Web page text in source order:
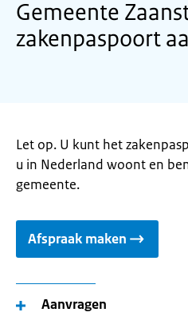
Gemeente
zakenpaspoort
Let op. U kunt het
u in Nederland woont en
gemeente.
Afspraak maken
Aanvragen